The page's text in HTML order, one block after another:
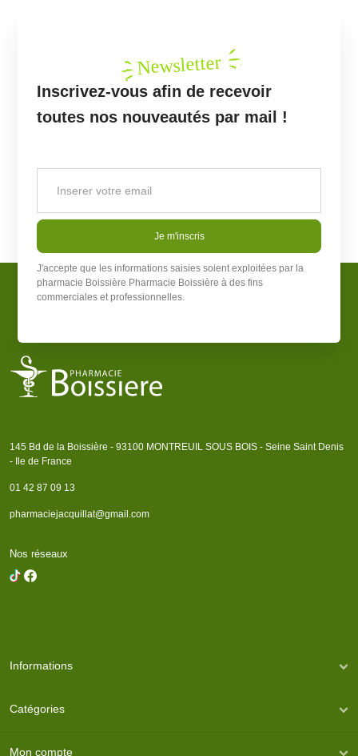
Newsletter
Inscrivez-vous afin de recevoir
toutes nos nouveautés par mail !
Je m'inscris
J'accepte que les informations saisies soient exploitées par la
pharmacie Boissière Pharmacie Boissière à des fins
commerciales et professionnelles.
145 Bd de la Boissière - 93100 MONTREUIL SOUS BOIS - Seine Saint Denis
- Ile de France
01 42 87 09 13
pharmaciejacquillat@gmail.com
Nos réseaux
Informations
Catégories
Mon compte